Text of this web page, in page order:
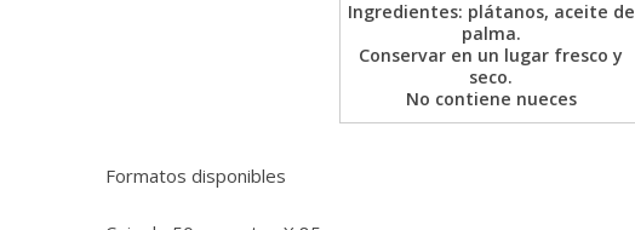
Ingredientes: plátanos, aceite de
palma.
Conservar en un lugar fresco y
seco.
No contiene nueces
Formatos disponibles